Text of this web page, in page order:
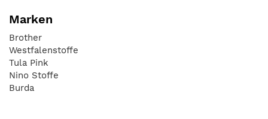
Marken
Brother
Westfalenstoffe
Tula Pink
Nino Stoffe
Burda